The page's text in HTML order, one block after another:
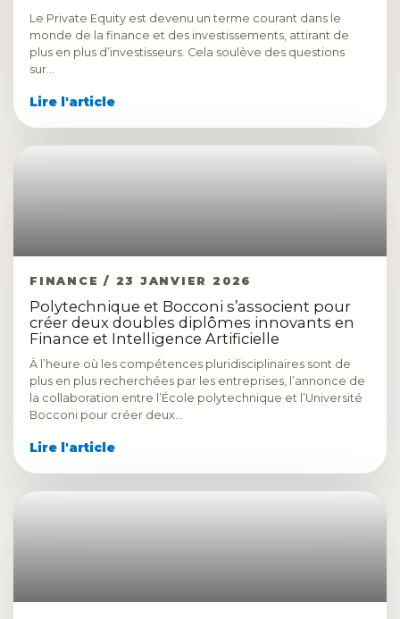
Le Private Equity est devenu un terme courant dans le
monde de la finance et des investissements, attirant de
plus en plus d’investisseurs. Cela soulève des questions
sur…
Lire l'article
FINANCE / 23 JANVIER 2026
Polytechnique et Bocconi s’associent pour
créer deux doubles diplômes innovants en
Finance et Intelligence Artificielle
À l’heure où les compétences pluridisciplinaires sont de
plus en plus recherchées par les entreprises, l’annonce de
la collaboration entre l’École polytechnique et l’Université
Bocconi pour créer deux…
Lire l'article